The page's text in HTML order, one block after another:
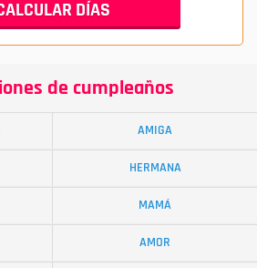
de cumpleaños
AMIGA
HERMANA
MAMÁ
AMOR